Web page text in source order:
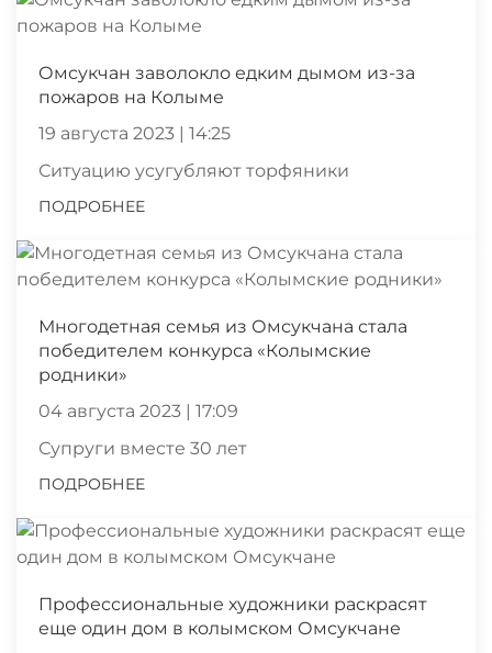
Омсукчан заволокло едким дымом из-за
пожаров на Колыме
19 августа 2023 | 14:25
Ситуацию усугубляют торфяники
ПОДРОБНЕЕ
Многодетная семья из Омсукчана стала
победителем конкурса «Колымские
родники»
04 августа 2023 | 17:09
Супруги вместе 30 лет
ПОДРОБНЕЕ
Профессиональные художники раскрасят
еще один дом в колымском Омсукчане